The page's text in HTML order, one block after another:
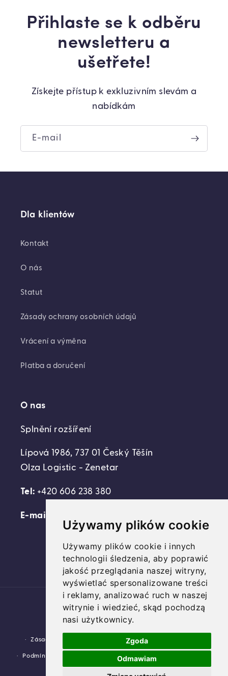
Używamy plików cookie
Używamy plików cookie i innych
technologii śledzenia, aby poprawić
jakość przeglądania naszej witryny,
wyświetlać spersonalizowane treści
i reklamy, analizować ruch w naszej
witrynie i wiedzieć, skąd pochodzą
nasi użytkownicy.
Zgoda
Odmawiam
Přihlaste se k odběru
newsletteru a
ušetřete!
Získejte přístup k exkluzivním slevám a
nabídkám
E-mail
Dla klientów
Kontakt
O nás
Statut
Zásady ochrany osobních údajů
Vrácení a výměna
Platba a doručení
O nas
Splnění rozšíření
Lípová 1986, 737 01 Český Těšín
Olza Logistic - Zenetar
Tel: +420 606 238 380
E-mail:
FacebookInstagramYouTube
Platební
metody
Domovideni.cz Využívá Shopify.
Zásady ochrany osobních údajů Zásady vrácení peněz
Podmínky služby Zásady pro doručování